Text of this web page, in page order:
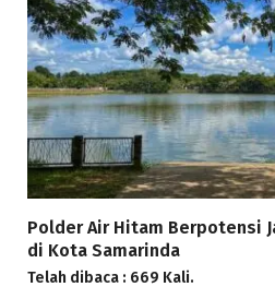
Polder Air Hitam Berpotensi
di Kota Samarinda
Telah dibaca : 669 Kali.